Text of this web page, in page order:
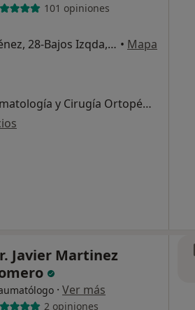
101 opiniones
Cl. Juan Ramón Jiménez, 28-Bajos Izqda, Valencia • Mapa
Primera visita Traumatología y Cirugía Ortopédica
Javier Martinez
· Ver más
2 opiniones